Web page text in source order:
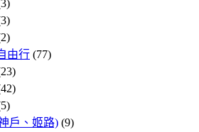
由行 (77)
戶、姬路) (9)